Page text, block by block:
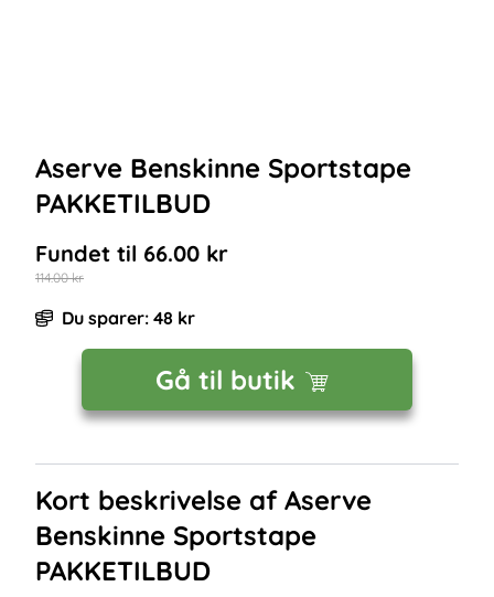
Aserve Benskinne Sportstape
PAKKETILBUD
Fundet til 66.00 kr
114.00kr
Du sparer: 48 kr
Gå til butik
Kort beskrivelse af Aserve
Benskinne Sportstape
PAKKETILBUD